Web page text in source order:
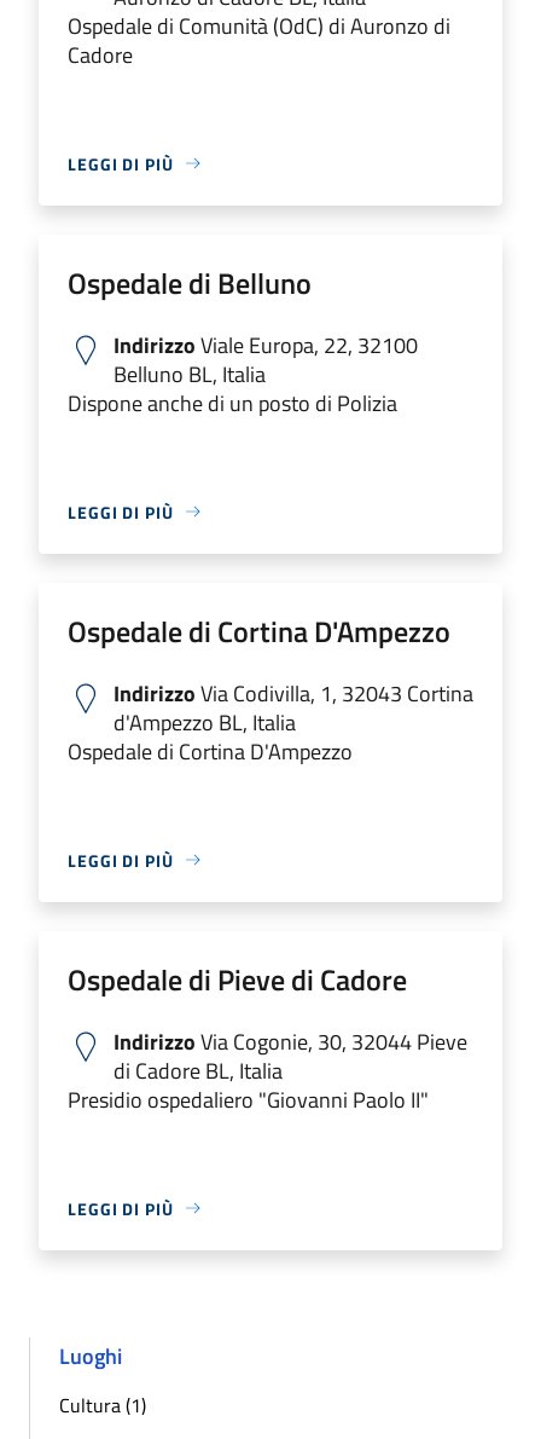
Ospedale di Comunità (OdC) di Auronzo di
Cadore
LEGGI DI PIÙ
Ospedale di Belluno
IndirizzoViale Europa, 22, 32100
Belluno BL, Italia
Dispone anche di un posto di Polizia
LEGGI DI PIÙ
Ospedale di Cortina D'Ampezzo
IndirizzoVia Codivilla, 1, 32043 Cortina
d'Ampezzo BL, Italia
Ospedale di Cortina D'Ampezzo
LEGGI DI PIÙ
Ospedale di Pieve di Cadore
IndirizzoVia Cogonie, 30, 32044 Pieve
di Cadore BL, Italia
Presidio ospedaliero "Giovanni Paolo II"
LEGGI DI PIÙ
Luoghi
Cultura (1)